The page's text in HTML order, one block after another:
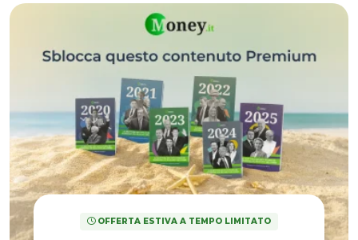
OFFERTA ESTIVA A TEMPO LIMITATO